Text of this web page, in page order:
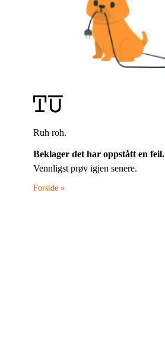
Ruh roh.
Beklager det har oppstått en feil.
Vennligst prøv igjen senere.
Forside »